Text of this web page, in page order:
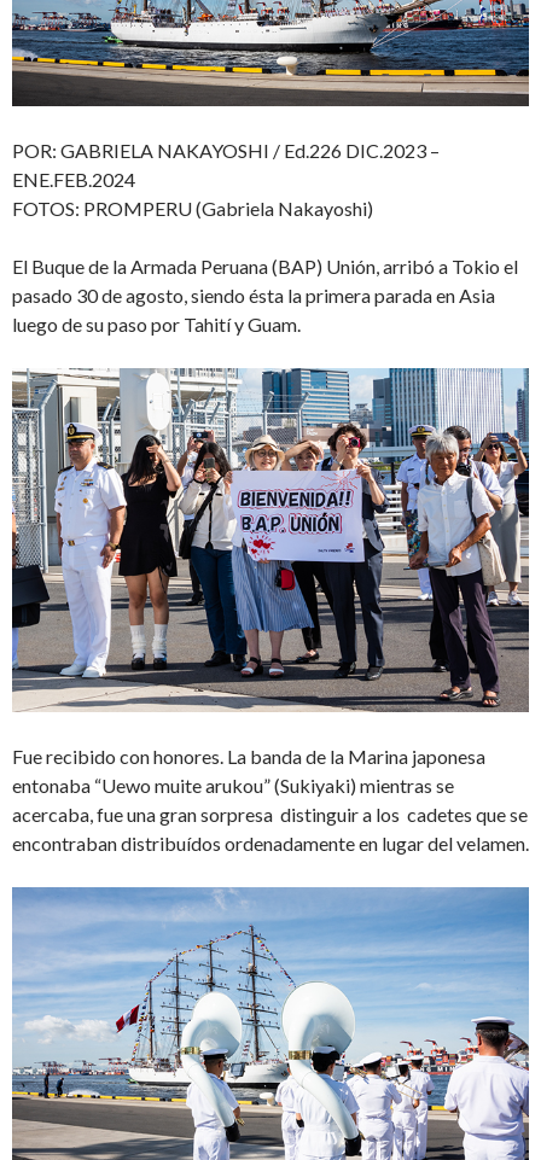
POR: GABRIELA NAKAYOSHI / Ed.226 DIC.2023 –
ENE.FEB.2024
FOTOS: PROMPERU (Gabriela Nakayoshi)
El Buque de la Armada Peruana (BAP) Unión, arribó a Tokio el
pasado 30 de agosto, siendo ésta la primera parada en Asia
luego de su paso por Tahití y Guam.
Fue recibido con honores. La banda de la Marina japonesa
entonaba “Uewo muite arukou” (Sukiyaki) mientras se
acercaba, fue una gran sorpresa distinguir a los cadetes que se
encontraban distribuídos ordenadamente en lugar del velamen.